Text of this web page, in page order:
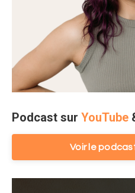
Podcast sur YouTube
Voir le